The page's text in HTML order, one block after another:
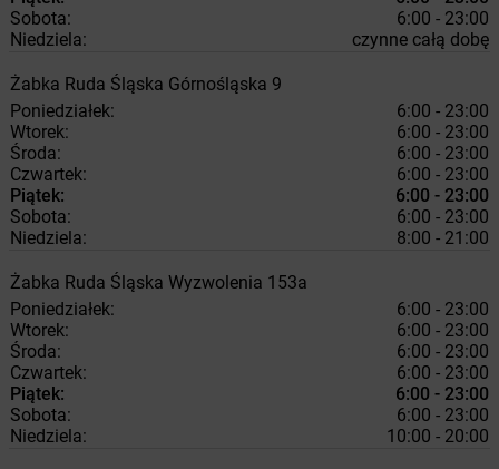
Sobota:
6:00 - 23:00
Niedziela:
czynne całą dobę
Żabka Ruda Śląska Górnośląska 9
Poniedziałek:
6:00 - 23:00
Wtorek:
6:00 - 23:00
Środa:
6:00 - 23:00
Czwartek:
6:00 - 23:00
Piątek:
6:00 - 23:00
Sobota:
6:00 - 23:00
Niedziela:
8:00 - 21:00
Żabka Ruda Śląska Wyzwolenia 153a
Poniedziałek:
6:00 - 23:00
Wtorek:
6:00 - 23:00
Środa:
6:00 - 23:00
Czwartek:
6:00 - 23:00
Piątek:
6:00 - 23:00
Sobota:
6:00 - 23:00
Niedziela:
10:00 - 20:00